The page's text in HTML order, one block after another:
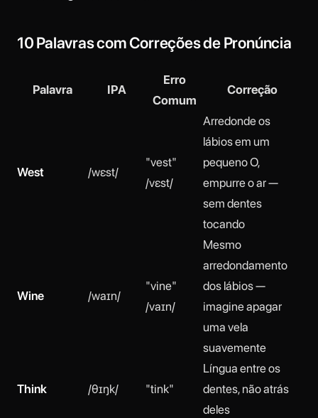
10 Palavras com Correções de Pronúncia
Palavra IPA
Erro
Comum
Correção
West /wɛst/
"vest"
/vɛst/
Arredonde os
lábios em um
pequeno O,
empurre o ar —
sem dentes
tocando
Wine /waɪn/
"vine"
/vaɪn/
Mesmo
arredondamento
dos lábios —
imagine apagar
uma vela
suavemente
Think /θɪŋk/ "tink"
Língua entre os
dentes, não atrás
deles